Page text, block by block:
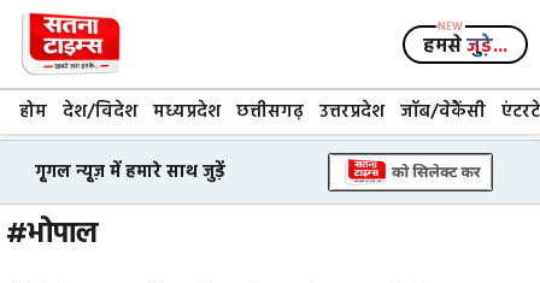
Skip
content
हमसेजुड़े...
होम देश/विदेश मध्यप्रदेश छत्तीसगढ़ उत्तरप्रदेश जॉब/वेकैंसी
गूगल न्यूज़ में हमारे साथ जुड़ें
#भोपाल